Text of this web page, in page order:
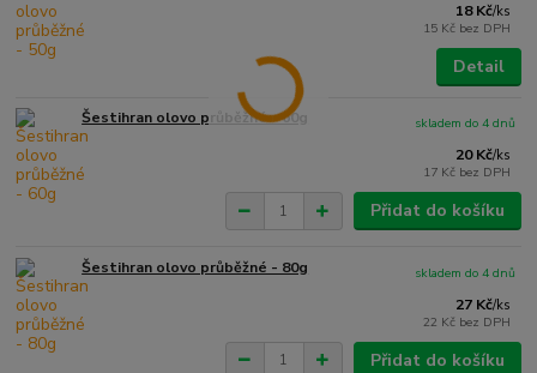
18 Kč/ks
15 Kč bez DPH
Detail
Šestihran olovo průběžné - 60g
20 Kč/ks
17 Kč bez DPH
skladem do 4 dnů
Přidat do košíku
Šestihran olovo průběžné - 80g
27 Kč/ks
22 Kč bez DPH
skladem do 4 dnů
Přidat do košíku